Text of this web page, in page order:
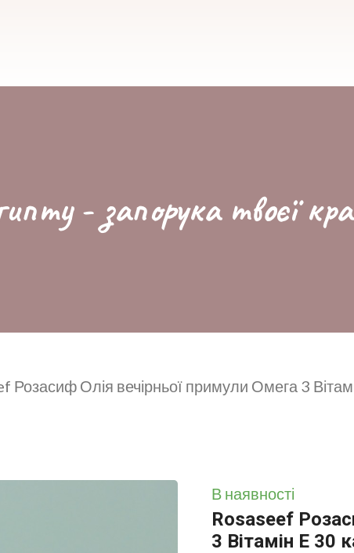
- запорука твоєї
Розасиф Олія вечірньої примули Омега 3
В наявності
Rosaseef
3 Вітамін Е 30